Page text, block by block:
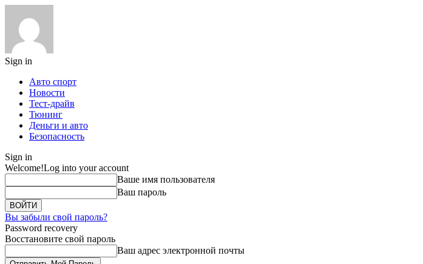
Sign in
Авто спорт
Новости
Тест-драйв
Тюнинг
Деньги и авто
Безопасность
Sign in
Welcome!Log into your account
Ваше имя пользователя
Ваш пароль
Вы забыли свой пароль?
Password recovery
Восстановите свой пароль
Ваш адрес электронной почты